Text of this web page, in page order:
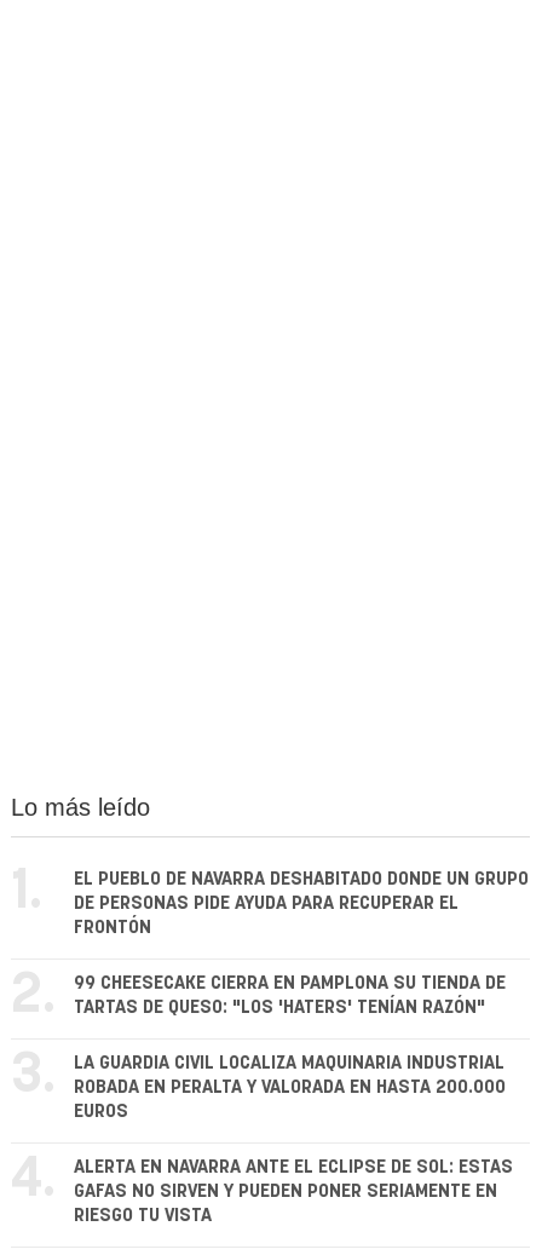
Lo más leído
1.
EL PUEBLO DE NAVARRA DESHABITADO DONDE UN GRUPO
DE PERSONAS PIDE AYUDA PARA RECUPERAR EL
FRONTÓN
2.
99 CHEESECAKE CIERRA EN PAMPLONA SU TIENDA DE
TARTAS DE QUESO: "LOS 'HATERS' TENÍAN RAZÓN"
3.
LA GUARDIA CIVIL LOCALIZA MAQUINARIA INDUSTRIAL
ROBADA EN PERALTA Y VALORADA EN HASTA 200.000
EUROS
4.
ALERTA EN NAVARRA ANTE EL ECLIPSE DE SOL: ESTAS
GAFAS NO SIRVEN Y PUEDEN PONER SERIAMENTE EN
RIESGO TU VISTA